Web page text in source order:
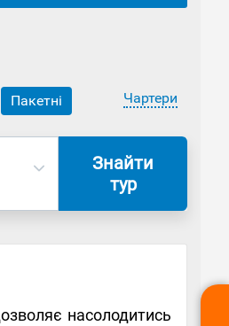
Пакетні Чартери
Знайти
тур
насолодитись